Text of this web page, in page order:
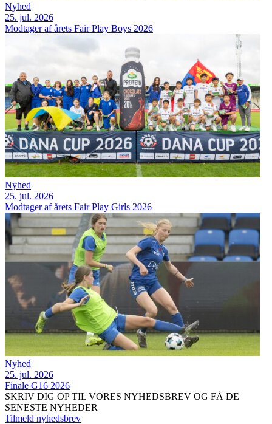
Nyhed
25. jul. 2026
Modtager af årets Fair Play Boys 2026
Nyhed
25. jul. 2026
Modtager af årets Fair Play Girls 2026
Nyhed
25. jul. 2026
Finale G16 2026
SKRIV DIG OP TIL VORES NYHEDSBREV OG FÅ DE
SENESTE NYHEDER
Tilmeld nyhedsbrev